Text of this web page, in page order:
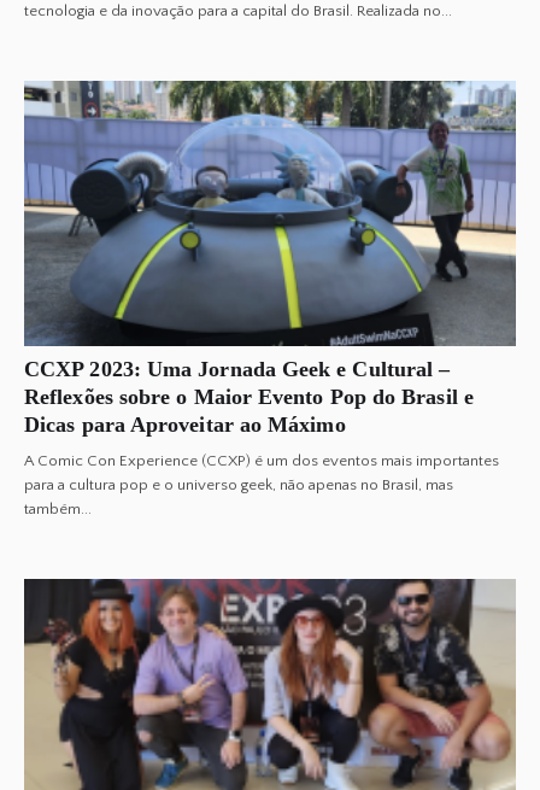
tecnologia e da inovação para a capital do Brasil. Realizada no...
CCXP 2023: Uma Jornada Geek e Cultural –
Reflexões sobre o Maior Evento Pop do Brasil e
Dicas para Aproveitar ao Máximo
A Comic Con Experience (CCXP) é um dos eventos mais importantes
para a cultura pop e o universo geek, não apenas no Brasil, mas
também...